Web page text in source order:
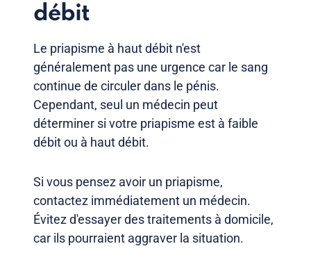
débit
Le priapisme à haut débit n'est
généralement pas une urgence car le sang
continue de circuler dans le pénis.
Cependant, seul un médecin peut
déterminer si votre priapisme est à faible
débit ou à haut débit.
Si vous pensez avoir un priapisme,
contactez immédiatement un médecin.
Évitez d'essayer des traitements à domicile,
car ils pourraient aggraver la situation.